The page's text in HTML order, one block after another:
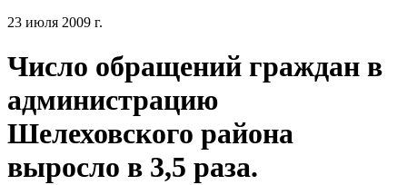
23 июля 2009 г.
Число обращений граждан в
администрацию
Шелеховского района
выросло в 3,5 раза.